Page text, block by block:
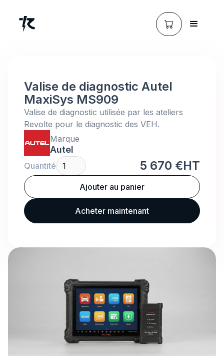
Valise de diagnostic Autel
MaxiSys MS909
Valise de diagnostic utilisée par les ateliers
Revolte pour le diagnostic des VEH.
Marque
Autel
Quantité 5 670 €HT
Acheter maintenant